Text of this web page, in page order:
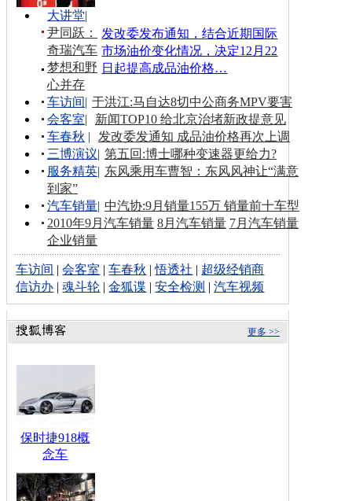
发改委发布通知，结合近期国际
市场油价变化情况，决定12月22
日起提高成品油价格…
大讲堂|
尹同跃：
奇瑞汽车
梦想和野
心并存
车访间| 于洪江:马自达8切中公商务MPV要害
会客室|
新闻TOP10 给北京治堵新政提意见
车春秋 |
发改委发通知 成品油价格再次上调
三博演议| 第五回:博士哪种变速器更给力?
服务精英| 东风乘用车曹智：东风风神让“满意
到家”
汽车销量| 中汽协:9月销量155万 销量前十车型
2010年9月汽车销量 8月汽车销量 7月汽车销量
企业销量
车访间 |会客室 |车春秋 |悟透社 | 超级经销商
信访办 |魂斗轮 |金狐谍 |安全检测 |汽车视频
更多 >>
保时捷918概
念车